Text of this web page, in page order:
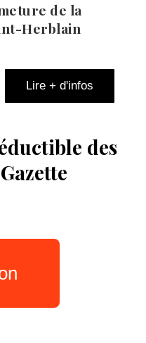
de la
Herblain
Lire + d'infos
des